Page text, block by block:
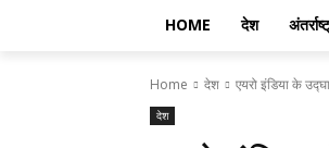
HOME देश
Home देश एयरो इंडिया के
देश